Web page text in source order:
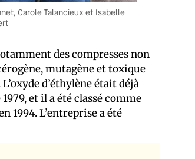
Carole Talancieux et Isabelle
des compresses non
mutagène et toxique
d’éthylène était déjà
et il a été classé comme
1994. L’entreprise a été